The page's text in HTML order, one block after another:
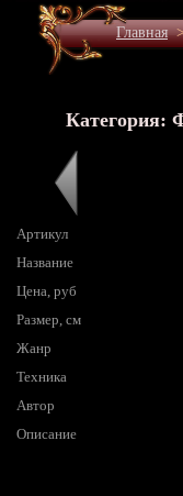
Главная
Категория:
Артикул
Название
Цена, руб
Размер, см
Жанр
Техника
Автор
Описание